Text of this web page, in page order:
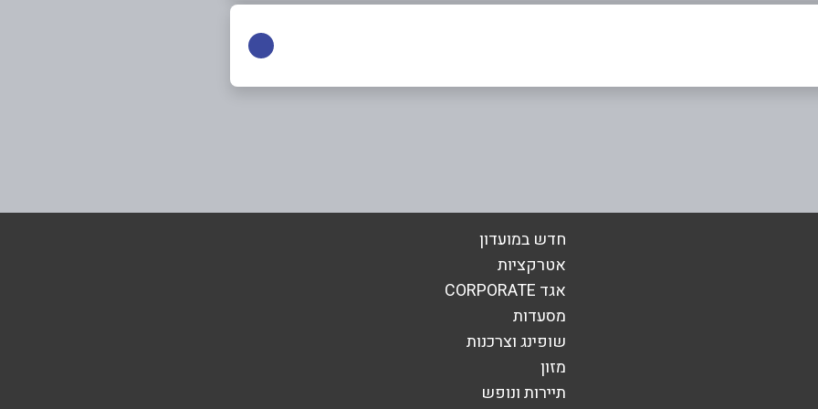
חדש במועדון
אטרקציות
אגד CORPORATE
מסעדות
שופינג וצרכנות
מזון
תיירות ונופש